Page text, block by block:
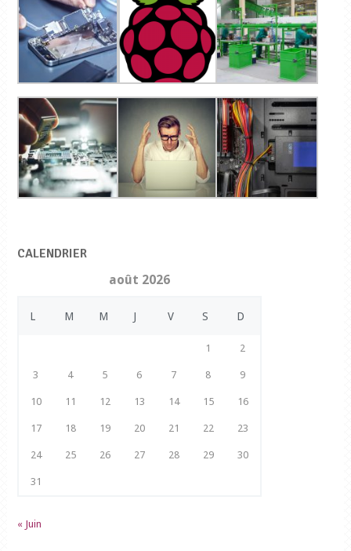
CALENDRIER
août 2026
L M M J V S D
1 2
3 4 5 6 7 8 9
10 11 12 13 14 15 16
17 18 19 20 21 22 23
24 25 26 27 28 29 30
31
« Juin